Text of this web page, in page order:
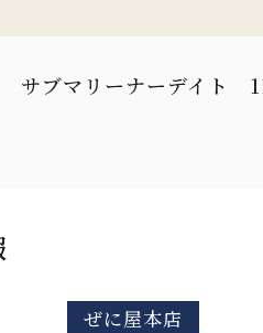
ブマリーナーデイト
ぜに屋本店